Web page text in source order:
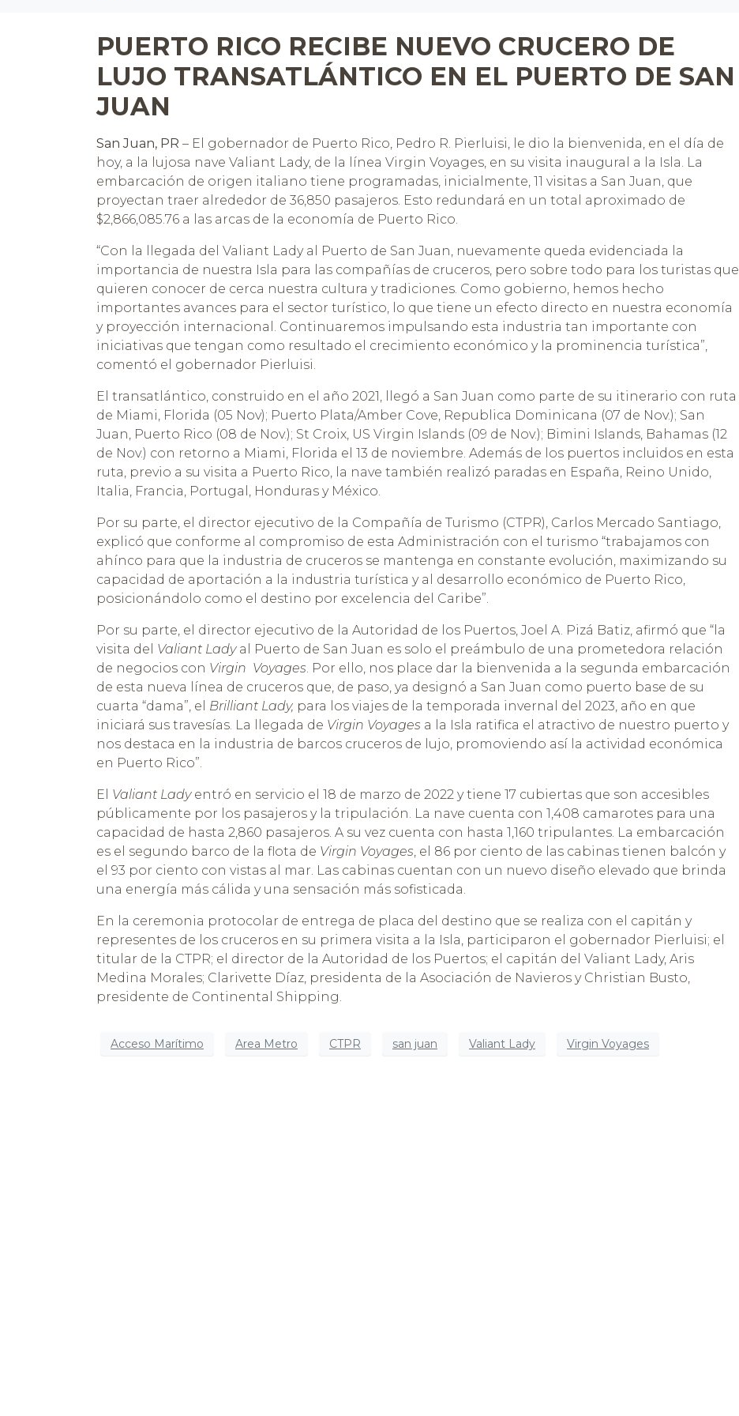
PUERTO RICO RECIBE NUEVO CRUCERO DE
LUJO TRANSATLÁNTICO EN EL PUERTO DE SAN
JUAN
San Juan, PR – El gobernador de Puerto Rico, Pedro R. Pierluisi, le dio la bienvenida, en el día de
hoy, a la lujosa nave Valiant Lady, de la línea Virgin Voyages, en su visita inaugural a la Isla. La
embarcación de origen italiano tiene programadas, inicialmente, 11 visitas a San Juan, que
proyectan traer alrededor de 36,850 pasajeros. Esto redundará en un total aproximado de
$2,866,085.76 a las arcas de la economía de Puerto Rico.
“Con la llegada del Valiant Lady al Puerto de San Juan, nuevamente queda evidenciada la
importancia de nuestra Isla para las compañías de cruceros, pero sobre todo para los turistas que
quieren conocer de cerca nuestra cultura y tradiciones. Como gobierno, hemos hecho
importantes avances para el sector turístico, lo que tiene un efecto directo en nuestra economía
y proyección internacional. Continuaremos impulsando esta industria tan importante con
iniciativas que tengan como resultado el crecimiento económico y la prominencia turística”,
comentó el gobernador Pierluisi.
El transatlántico, construido en el año 2021, llegó a San Juan como parte de su itinerario con ruta
de Miami, Florida (05 Nov); Puerto Plata/Amber Cove, Republica Dominicana (07 de Nov.); San
Juan, Puerto Rico (08 de Nov.); St Croix, US Virgin Islands (09 de Nov.); Bimini Islands, Bahamas (12
de Nov.) con retorno a Miami, Florida el 13 de noviembre. Además de los puertos incluidos en esta
ruta, previo a su visita a Puerto Rico, la nave también realizó paradas en España, Reino Unido,
Italia, Francia, Portugal, Honduras y México.
Por su parte, el director ejecutivo de la Compañía de Turismo (CTPR), Carlos Mercado Santiago,
explicó que conforme al compromiso de esta Administración con el turismo “trabajamos con
ahínco para que la industria de cruceros se mantenga en constante evolución, maximizando su
capacidad de aportación a la industria turística y al desarrollo económico de Puerto Rico,
posicionándolo como el destino por excelencia del Caribe”.
Por su parte, el director ejecutivo de la Autoridad de los Puertos, Joel A. Pizá Batiz, afirmó que “la
visita del Valiant Ladyal Puerto de San Juan es solo el preámbulo de una prometedora relación
de negocios con Virgin Voyages. Por ello, nos place dar la bienvenida a la segunda embarcación
de esta nueva línea de cruceros que, de paso, ya designó a San Juan como puerto base de su
cuarta “dama”, el Brilliant Lady, para los viajes de la temporada invernal del 2023, año en que
iniciará sus travesías. La llegada de Virgin Voyages a la Isla ratifica el atractivo de nuestro puerto y
nos destaca en la industria de barcos cruceros de lujo, promoviendo así la actividad económica
en Puerto Rico”.
El Valiant Ladyentró en servicio el 18 de marzo de 2022 y tiene 17 cubiertas que son accesibles
públicamente por los pasajeros y la tripulación. La nave cuenta con 1,408 camarotes para una
capacidad de hasta 2,860 pasajeros. A su vez cuenta con hasta 1,160 tripulantes. La embarcación
es el segundo barco de la flota de Virgin Voyages, el 86 por ciento de las cabinas tienen balcón y
el 93 por ciento con vistas al mar. Las cabinas cuentan con un nuevo diseño elevado que brinda
una energía más cálida y una sensación más sofisticada.
En la ceremonia protocolar de entrega de placa del destino que se realiza con el capitán y
representes de los cruceros en su primera visita a la Isla, participaron el gobernador Pierluisi; el
titular de la CTPR; el director de la Autoridad de los Puertos; el capitán del Valiant Lady, Aris
Medina Morales; Clarivette Díaz, presidenta de la Asociación de Navieros y Christian Busto,
presidente de Continental Shipping.
Acceso Marítimo Area Metro CTPR san juan Valiant Lady Virgin Voyages